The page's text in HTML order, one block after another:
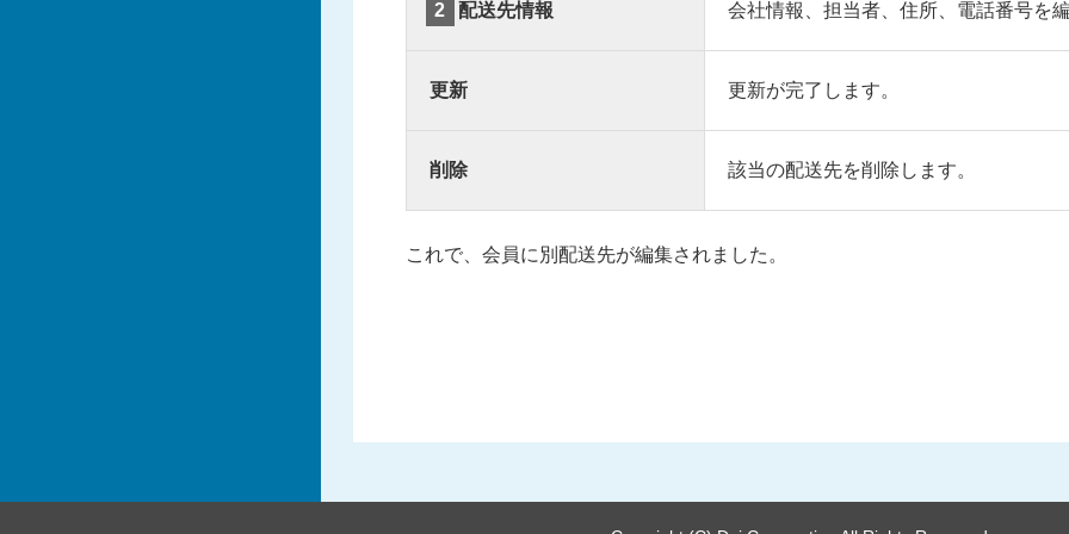
2 配送先情報 会社情報、担当者、住所、電話番号を
更新 更新が完了します。
削除 該当の配送先を削除します。
これで、会員に別配送先が編集されました。